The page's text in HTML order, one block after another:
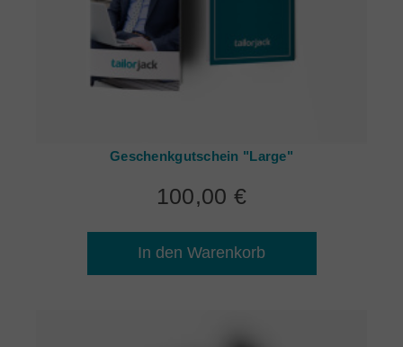
Geschenkgutschein "Large"
100,00 €
In den Warenkorb